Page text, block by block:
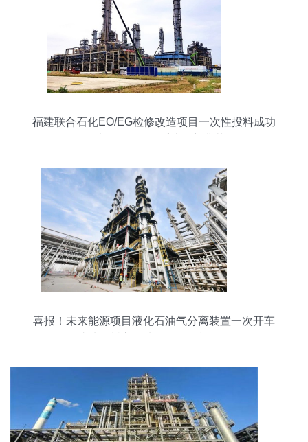
福建联合石化EO/EG检修改造项目一次性投料成功
喜报！未来能源项目液化石油气分离装置一次开车